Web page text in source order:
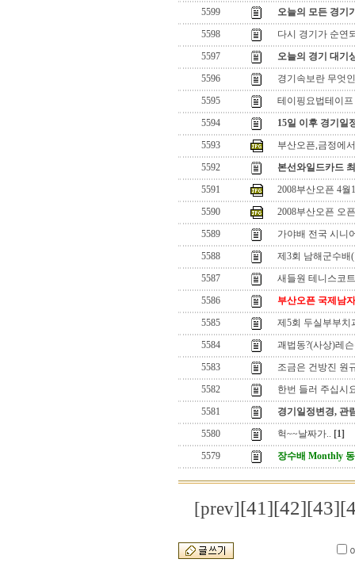
5599
오늘의 모든 경기
5598
다시 경기가 순연
5597
오늘의 경기 대기
5596
경기속보란 무엇
5595
테이핑요법테이프
5594
15일 이후 경기
5593
부산오픈,금정에
5592
본선와일드카드
5591
2008부산오픈 4
5590
2008부산오픈 오
5589
가야배 전국 시니
5588
제3회 남해군수배
5587
새들원 테니스코
5586
부산오픈 국제남
5585
제5회 두실부부치
5584
괘법동?(사상)레
5583
조금은 건방진 원
5582
한번 들러 주십시
5581
경기일정변경, 관
5580
헉~~날짜가.. [1]
5579
장수배 Monthly
[prev][41][42][43]